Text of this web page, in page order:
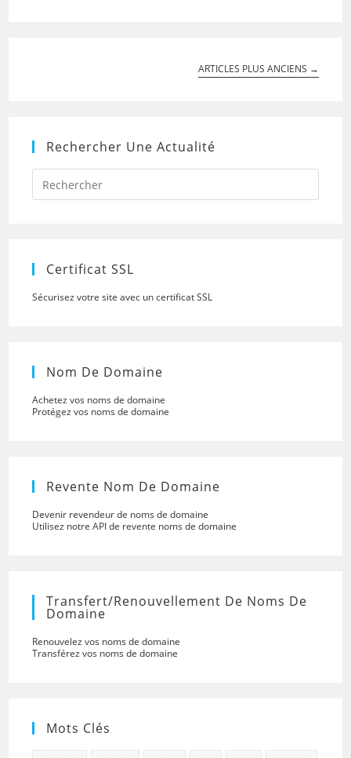
ARTICLES PLUS ANCIENS →
Rechercher Une Actualité
Press
to
Certificat SSL
Sécurisez votre site avec un certificat SSL
Nom De Domaine
Achetez vos noms de domaine
Protégez vos noms de domaine
Revente Nom De Domaine
Devenir revendeur de noms de domaine
Utilisez notre API de revente noms de domaine
Transfert/renouvellement De Noms De
Domaine
Renouvelez vos noms de domaine
Transférez vos noms de domaine
Mots Clés